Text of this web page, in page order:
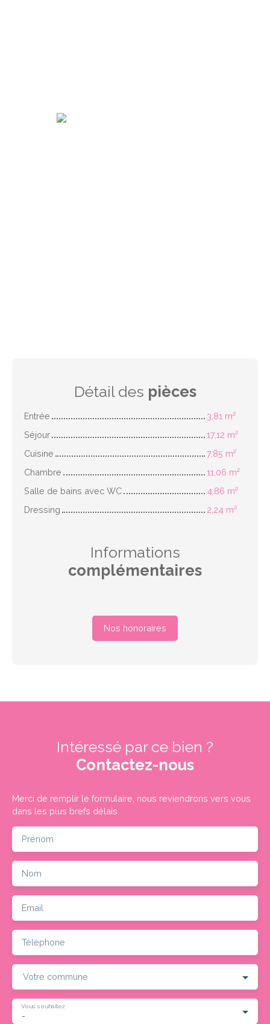
Détail des pièces
Entrée
3,81 m²
Séjour
17,12 m²
Cuisine
7,85 m²
Chambre
11,06 m²
Salle de bains avec WC
4,86 m²
Dressing
2,24 m²
Informations
complémentaires
Nos honoraires
Intéressé par ce bien ?
Contactez-nous
Merci de remplir le formulaire, nous reviendrons vers vous
dans les plus brefs délais.
Prénom
Nom
Email
Téléphone
Votre commune
-
Vous souhaitez